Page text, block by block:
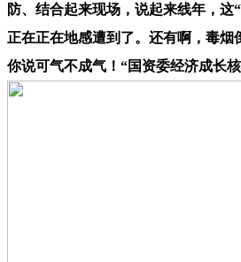
防、结合起来现场，说起来线年，这
正在正在地感遭到了。还有啊，毒烟
你说可气不成气！“国资委经济成长